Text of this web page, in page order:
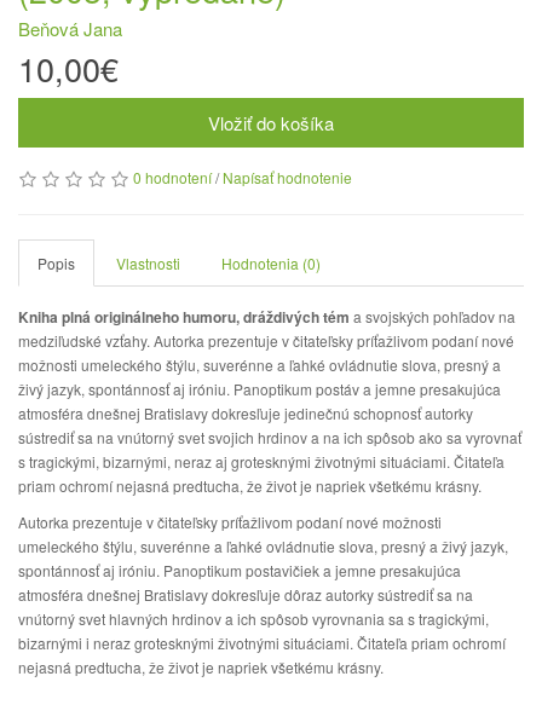
Beňová Jana
10,00€
Vložiť do košíka
0 hodnotení/Napísať hodnotenie
Popis Vlastnosti Hodnotenia (0)
Kniha plná originálneho humoru, dráždivých tém a svojských pohľadov na
medziľudské vzťahy. Autorka prezentuje v čitateľsky príťažlivom podaní nové
možnosti umeleckého štýlu, suverénne a ľahké ovládnutie slova, presný a
živý jazyk, spontánnosť aj iróniu. Panoptikum postáv a jemne presakujúca
atmosféra dnešnej Bratislavy dokresľuje jedinečnú schopnosť autorky
sústrediť sa na vnútorný svet svojich hrdinov a na ich spôsob ako sa vyrovnať
s tragickými, bizarnými, neraz aj grotesknými životnými situáciami. Čitateľa
priam ochromí nejasná predtucha, že život je napriek všetkému krásny.
Autorka prezentuje v čitateľsky príťažlivom podaní nové možnosti
umeleckého štýlu, suverénne a ľahké ovládnutie slova, presný a živý jazyk,
spontánnosť aj iróniu. Panoptikum postavičiek a jemne presakujúca
atmosféra dnešnej Bratislavy dokresľuje dôraz autorky sústrediť sa na
vnútorný svet hlavných hrdinov a ich spôsob vyrovnania sa s tragickými,
bizarnými i neraz grotesknými životnými situáciami. Čitateľa priam ochromí
nejasná predtucha, že život je napriek všetkému krásny.